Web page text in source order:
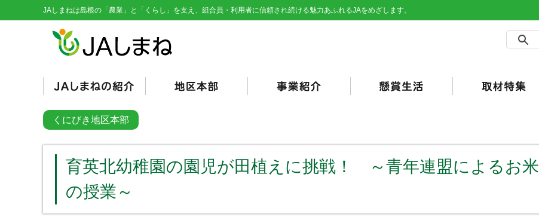
JAしまねは島根の「農業」と「くらし」を支え、組合員・利用者に信頼され続ける魅力あふれるJAをめざします。
経営理念・基本目標
役員紹介
組織図
総代会資料
JAとは/JAの仕組み
シンボルマーク
くにびき地区本部
育英北幼稚園の園児が田植えに挑戦！ ～青年連盟によるお米
の授業～